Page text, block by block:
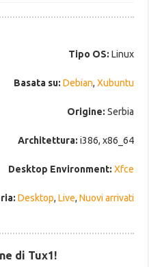
Tipo OS: Linux
Basata su: Debian, Xubuntu
Origine: Serbia
Architettura: i386, x86_64
Desktop Environment: Xfce
Desktop, Live, Nuovi arrivati
di Tux1!